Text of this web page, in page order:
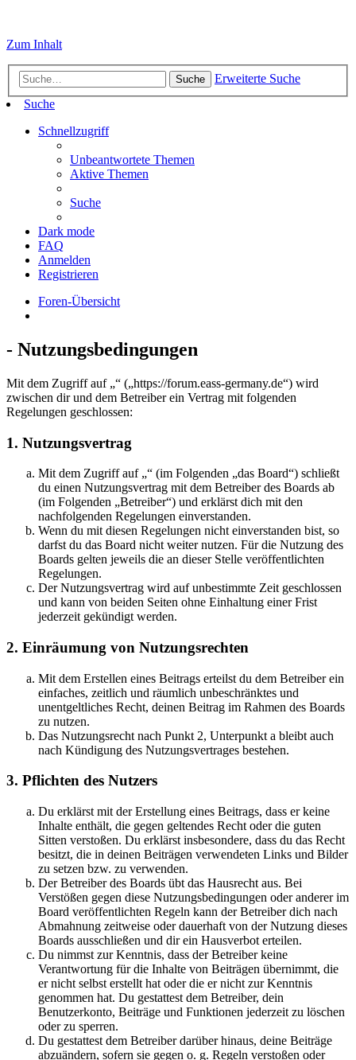
Zum Inhalt
Suche
Erweiterte Suche
Suche
Schnellzugriff
Unbeantwortete Themen
Aktive Themen
Suche
Dark mode
FAQ
Anmelden
Registrieren
Foren-Übersicht
- Nutzungsbedingungen
Mit dem Zugriff auf „“ („https://forum.eass-germany.de“) wird
zwischen dir und dem Betreiber ein Vertrag mit folgenden
Regelungen geschlossen:
1. Nutzungsvertrag
Mit dem Zugriff auf „“ (im Folgenden „das Board“) schließt
du einen Nutzungsvertrag mit dem Betreiber des Boards ab
(im Folgenden „Betreiber“) und erklärst dich mit den
nachfolgenden Regelungen einverstanden.
Wenn du mit diesen Regelungen nicht einverstanden bist, so
darfst du das Board nicht weiter nutzen. Für die Nutzung des
Boards gelten jeweils die an dieser Stelle veröffentlichten
Regelungen.
Der Nutzungsvertrag wird auf unbestimmte Zeit geschlossen
und kann von beiden Seiten ohne Einhaltung einer Frist
jederzeit gekündigt werden.
2. Einräumung von Nutzungsrechten
Mit dem Erstellen eines Beitrags erteilst du dem Betreiber ein
einfaches, zeitlich und räumlich unbeschränktes und
unentgeltliches Recht, deinen Beitrag im Rahmen des Boards
zu nutzen.
Das Nutzungsrecht nach Punkt 2, Unterpunkt a bleibt auch
nach Kündigung des Nutzungsvertrages bestehen.
3. Pflichten des Nutzers
Du erklärst mit der Erstellung eines Beitrags, dass er keine
Inhalte enthält, die gegen geltendes Recht oder die guten
Sitten verstoßen. Du erklärst insbesondere, dass du das Recht
besitzt, die in deinen Beiträgen verwendeten Links und Bilder
zu setzen bzw. zu verwenden.
Der Betreiber des Boards übt das Hausrecht aus. Bei
Verstößen gegen diese Nutzungsbedingungen oder anderer im
Board veröffentlichten Regeln kann der Betreiber dich nach
Abmahnung zeitweise oder dauerhaft von der Nutzung dieses
Boards ausschließen und dir ein Hausverbot erteilen.
Du nimmst zur Kenntnis, dass der Betreiber keine
Verantwortung für die Inhalte von Beiträgen übernimmt, die
er nicht selbst erstellt hat oder die er nicht zur Kenntnis
genommen hat. Du gestattest dem Betreiber, dein
Benutzerkonto, Beiträge und Funktionen jederzeit zu löschen
oder zu sperren.
Du gestattest dem Betreiber darüber hinaus, deine Beiträge
abzuändern, sofern sie gegen o. g. Regeln verstoßen oder